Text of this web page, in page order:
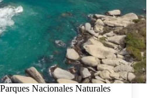
Nacionales Naturales